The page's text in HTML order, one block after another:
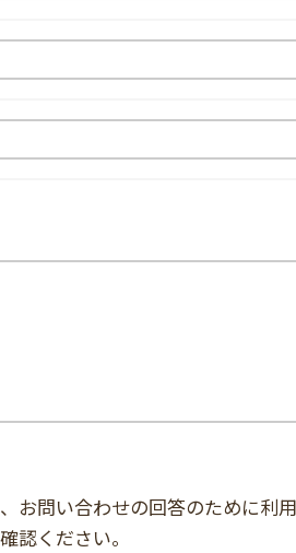
問い合わせの回答のために利用
認ください。